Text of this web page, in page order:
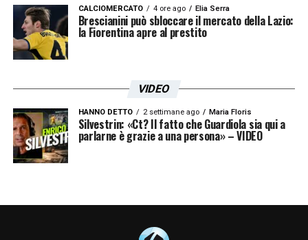
CALCIOMERCATO 4 ore ago Elia Serra
Brescianini può sbloccare il mercato della Lazio:
la Fiorentina apre al prestito
VIDEO
HANNO DETTO 2 settimane ago Maria Floris
Silvestrin: «Ct? Il fatto che Guardiola sia qui a
parlarne è grazie a una persona» – VIDEO